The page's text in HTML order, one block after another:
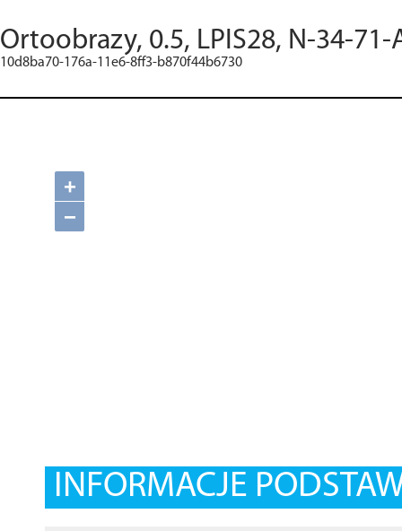
Ortoobrazy, 0.5, LPIS28, N-34-71-
10d8ba70-176a-11e6-8ff3-b870f44b6730
+
−
INFORMACJE